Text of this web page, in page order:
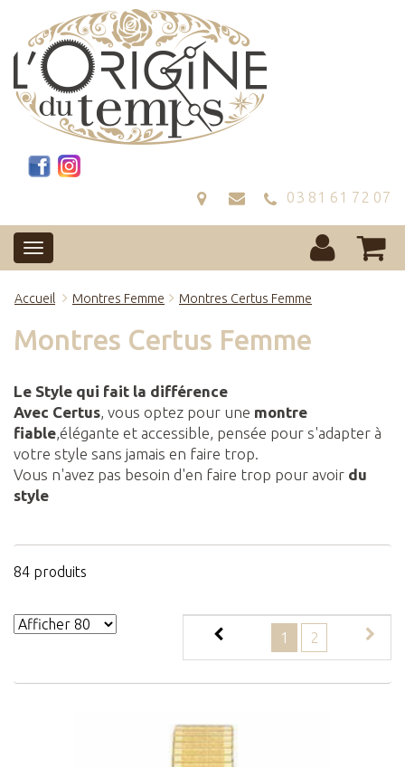
03 81 61 72 07
Accueil Montres Femme Montres Certus Femme
Montres Certus Femme
Le Style qui fait la différence
Avec Certus, vous optez pour une montre
fiable,élégante et accessible, pensée pour s'adapter à
votre style sans jamais en faire trop.
Vous n'avez pas besoin d'en faire trop pour avoir du
style
84 produits
1 2